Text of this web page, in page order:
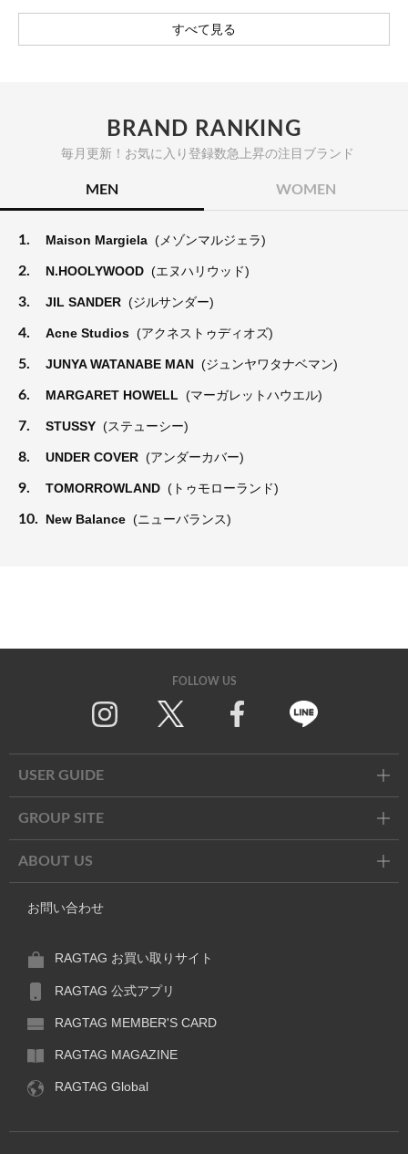
すべて見る
BRAND RANKING
毎月更新！お気に入り登録数急上昇の注目ブランド
MEN WOMEN
1. Maison Margiela (メゾンマルジェラ)
2. N.HOOLYWOOD (エヌハリウッド)
3. JIL SANDER (ジルサンダー)
4. Acne Studios (アクネストゥディオズ)
5. JUNYA WATANABE MAN (ジュンヤワタナベマン)
6. MARGARET HOWELL (マーガレットハウエル)
7. STUSSY (ステューシー)
8. UNDER COVER (アンダーカバー)
9. TOMORROWLAND (トゥモローランド)
10. New Balance (ニューバランス)
FOLLOW US
USER GUIDE
GROUP SITE
ABOUT US
お問い合わせ
RAGTAG お買い取りサイト
RAGTAG 公式アプリ
RAGTAG MEMBER'S CARD
RAGTAG MAGAZINE
RAGTAG Global